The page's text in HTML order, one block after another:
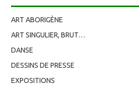
ART ABORIGÈNE
ART SINGULIER, BRUT…
DANSE
DESSINS DE PRESSE
EXPOSITIONS